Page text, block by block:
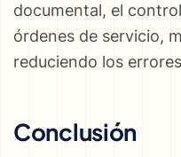
documental, el
órdenes de servicio,
reduciendo los
Conclusión